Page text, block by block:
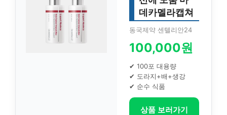
데카멜라캡쳐
동국제약 센텔리안24
100,000원
✔ 100포 대용량
✔ 도라지+배+생강
✔ 순수 식품
상품 보러가기